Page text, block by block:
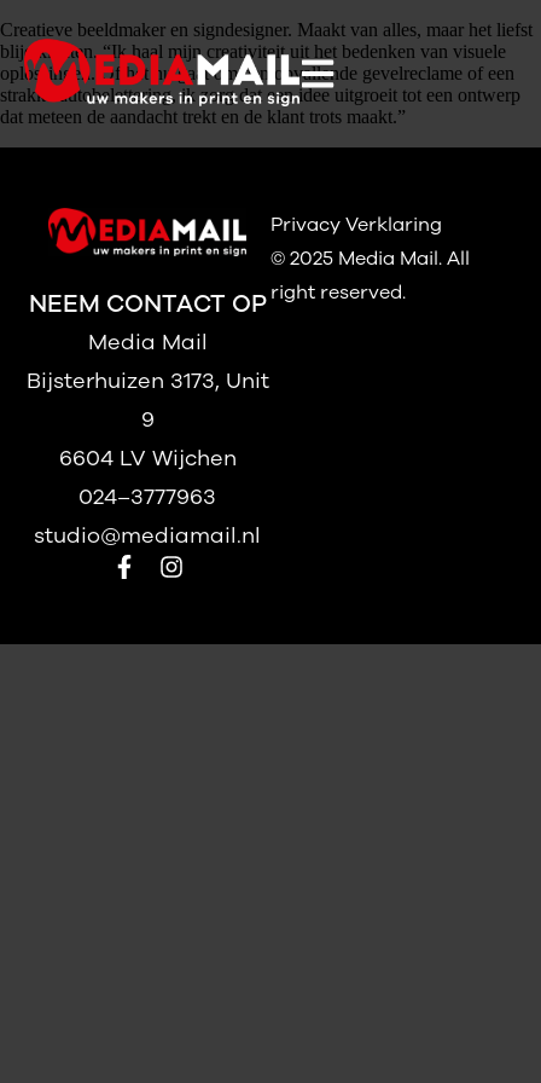
Creatieve beeldmaker en signdesigner. Maakt van alles, maar het liefst
blije klanten. “Ik haal mijn creativiteit uit het bedenken van visuele
oplossingen. Of het nu gaat om een opvallende gevelreclame of een
strakke autobelettering, ik zorg dat een idee uitgroeit tot een ontwerp
dat meteen de aandacht trekt en de klant trots maakt.”
NEEM CONTACT OP
Media Mail
Bijsterhuizen 3173, Unit
9
6604 LV Wijchen
024–3777963
studio@mediamail.nl
Privacy Verklaring
© 2025 Media Mail.All
right reserved.